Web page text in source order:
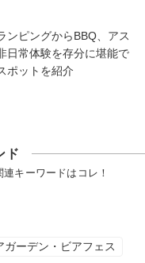
ンピングからBBQ、アス
日常体験を存分に堪能で
ポットを紹介
ド
キーワードはコレ！
ガーデン・ビアフェス